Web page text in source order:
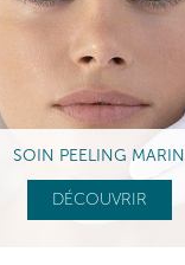
SOIN PEELING MARIN
DÉCOUVRIR